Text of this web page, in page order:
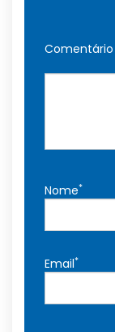
Comentário
Nome*
Email*